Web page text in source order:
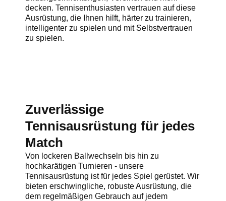
decken. Tennisenthusiasten vertrauen auf diese
Ausrüstung, die Ihnen hilft, härter zu trainieren,
intelligenter zu spielen und mit Selbstvertrauen
zu spielen.
Zuverlässige
Tennisausrüstung für jedes
Match
Von lockeren Ballwechseln bis hin zu
hochkarätigen Turnieren - unsere
Tennisausrüstung ist für jedes Spiel gerüstet. Wir
bieten erschwingliche, robuste Ausrüstung, die
dem regelmäßigen Gebrauch auf jedem